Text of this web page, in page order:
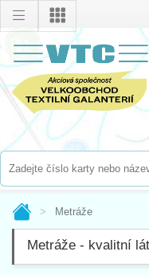
Metráže
Metráže - kvalitní